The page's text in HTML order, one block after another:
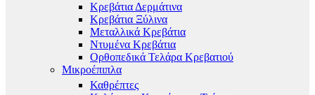
Κρεβάτια Δερμάτινα
Κρεβάτια Ξύλινα
Μεταλλικά Κρεβάτια
Ντυμένα Κρεβάτια
Ορθοπεδικά Τελάρα Κρεβατιού
Μικροέπιπλα
Καθρέπτες